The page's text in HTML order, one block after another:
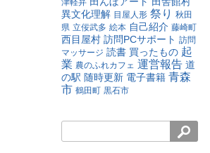
津軽弁
異文化理解 目屋人形 祭り 秋田
県 立佞武多 絵本 自己紹介 藤崎町
西目屋村 訪問PCサポート 訪問
マッサージ 読書 買ったもの 起
業 農のふれカフェ 運営報告 道
の駅 随時更新 電子書籍 青森
市 鶴田町 黒石市